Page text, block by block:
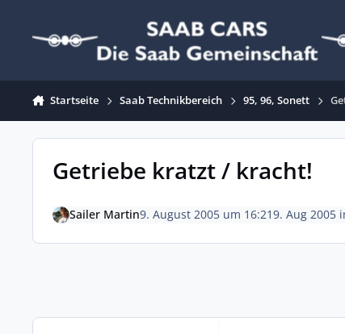
Startseite Saab Technikbereich 95, 96, Sonett
Getriebe kratzt / kracht!
Sailer Martin9. August 2005 um 16:219. Aug 2005